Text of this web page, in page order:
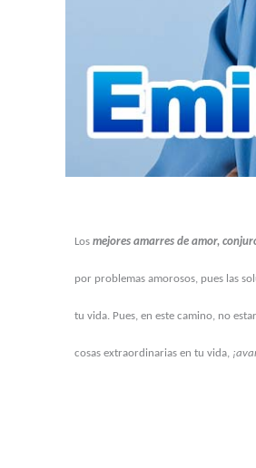
Los mejores amarres de amor,
por problemas amorosos, pues las
tu vida. Pues, en este camino, no
cosas extraordinarias en tu vida,